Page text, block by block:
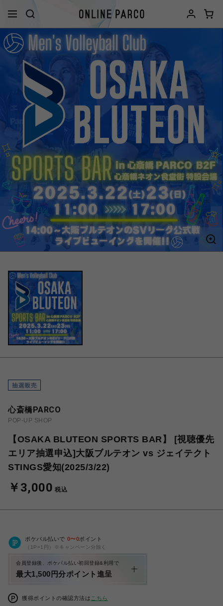
心斎橋PARCO
POP-UP SHOP
【OSAKA BLUTEON SPORTS BAR】 [視聴優先
エリア抽選申込]大阪ブルテオン vs ジェイテクト
STINGS愛知(2025/3/22)
￥3,000 税込
ポケパル払いで 0〜0ポイント
（1P=1円）※キャンペーン分除く
会員登録後、ポケパル払い初回登録&利用で
最大1,500円分ポイント進呈
獲得ポイントの確認方法は こちら